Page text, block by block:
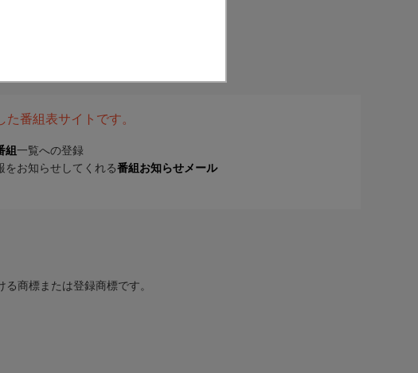
番組表サイトです。
組一覧への登録
をお知らせしてくれる番組お知らせメール
商標または登録商標です。